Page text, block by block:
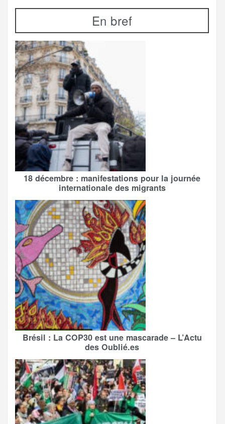
En bref
18 décembre : manifestations pour la journée
internationale des migrants
Brésil : La COP30 est une mascarade – L’Actu
des Oublié.es